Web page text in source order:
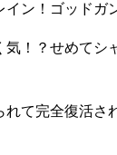
ン！ゴッドガ
！？せめてシ
て完全復活